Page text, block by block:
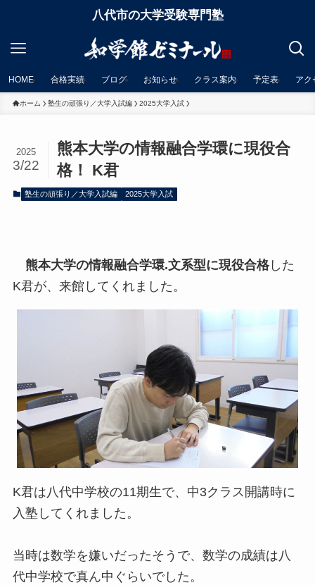
八代市の大学受験専門塾
HOME 合格実績 ブログ お知らせ クラス案内 予定表 アク
ホーム 塾生の頑張り／大学入試編 2025大学入試
熊本大学の情報融合学環に現役合
格！ K君
2025
3/22
塾生の頑張り／大学入試編 2025大学入試
熊本大学の情報融合学環.文系型に現役合格した
K君が、来館してくれました。
K君は八代中学校の11期生で、中3クラス開講時に
入塾してくれました。
当時は数学を嫌いだったそうで、数学の成績は八
代中学校で真ん中ぐらいでした。